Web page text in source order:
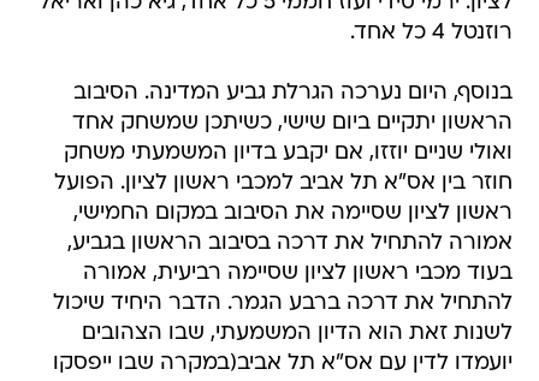
רוזנטל 4 כל אחד.
בנוסף, היום נערכה הגרלת גביע המדינה. הסיבוב
הראשון יתקיים ביום שישי, כשיתכן שמשחק אחד
ואולי שניים יוזזו, אם יקבע בדיון המשמעתי משחק
חוזר בין אס"א תל אביב למכבי ראשון לציון. הפועל
ראשון לציון שסיימה את הסיבוב במקום החמישי,
אמורה להתחיל את דרכה בסיבוב הראשון בגביע,
בעוד מכבי ראשון לציון שסיימה רביעית, אמורה
להתחיל את דרכה ברבע הגמר. הדבר היחיד שיכול
לשנות זאת הוא הדיון המשמעתי, שבו הצהובים
יועמדו לדין עם אס"א תל אביב(במקרה שבו ייפסקו